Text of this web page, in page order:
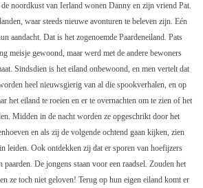
noordkust van Ierland wonen Danny en zijn vriend Pat.
waar steeds nieuwe avonturen te beleven zijn. Eén
aandacht. Dat is het zogenoemde Paardeneiland. Pats
meisje gewoond, maar werd met de andere bewoners
Sindsdien is het eiland onbewoond, en men vertelt dat
heel nieuwsgierig van al die spookverhalen, en op
het eiland te roeien en er te overnachten om te zien of het
Midden in de nacht worden ze opgeschrikt door het
en als zij de volgende ochtend gaan kijken, zien
leiden. Ook ontdekken zij dat er sporen van hoefijzers
paarden. De jongens staan voor een raadsel. Zouden het
ze toch niet geloven! Terug op hun eigen eiland komt er